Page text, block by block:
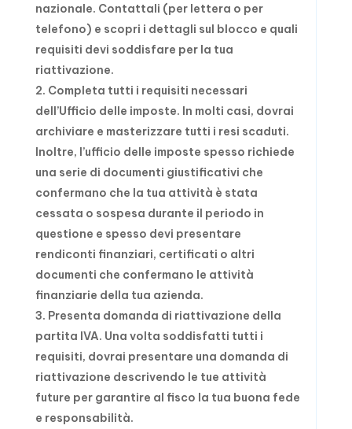
nazionale. Contattali (per lettera o per
telefono) e scopri i dettagli sul blocco e quali
requisiti devi soddisfare per la tua
riattivazione.
Completa tutti i requisiti necessari
dell’Ufficio delle imposte. In molti casi, dovrai
archiviare e masterizzare tutti i resi scaduti.
Inoltre, l’ufficio delle imposte spesso richiede
una serie di documenti giustificativi che
confermano che la tua attività è stata
cessata o sospesa durante il periodo in
questione e spesso devi presentare
rendiconti finanziari, certificati o altri
documenti che confermano le attività
finanziarie della tua azienda.
Presenta domanda di riattivazione della
partita IVA. Una volta soddisfatti tutti i
requisiti, dovrai presentare una domanda di
riattivazione descrivendo le tue attività
future per garantire al fisco la tua buona fede
e responsabilità.